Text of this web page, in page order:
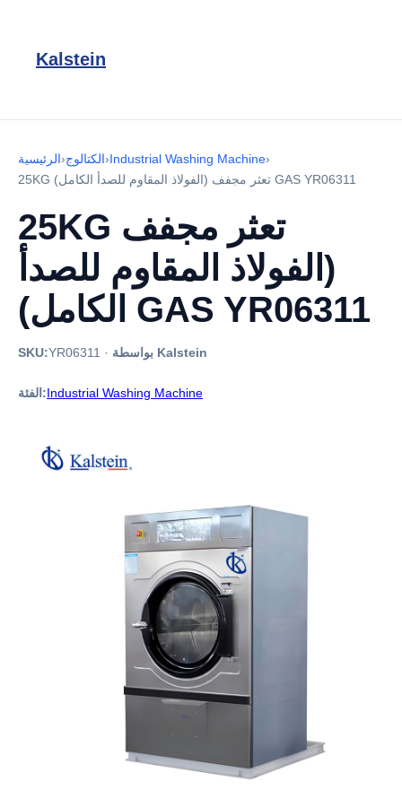
Kalstein
الرئيسية›الكتالوج›Industrial Washing Machine›
25KG تعثر مجفف (الفولاذ المقاوم للصدأ الكامل) GAS YR06311
25KG تعثر مجفف
(الفولاذ المقاوم للصدأ
الكامل) GAS YR06311
SKU:YR06311 · بواسطة Kalstein
الفئة:Industrial Washing Machine